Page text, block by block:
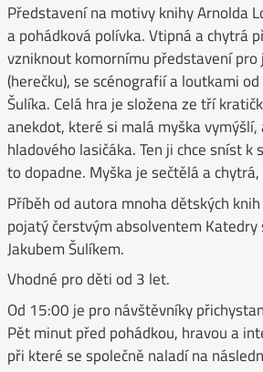
Představení na motivy knihy Arnolda
a pohádková polívka. Vtipná a chytrá
vzniknout komornímu představení pro
(herečku), se scénografií a loutkami
Šulíka. Celá hra je složena ze tří
anekdot, které si malá myška
hladového lasičáka. Ten ji chce sníst k
to dopadne. Myška je sečtělá a
Příběh od autora mnoha dětských
pojatý čerstvým absolventem Katedry
Jakubem Šulíkem.
Vhodné pro děti od 3 let.
Od 15:00 je pro návštěvníky
Pět minut před pohádkou, hravou a
při které se společně naladí na